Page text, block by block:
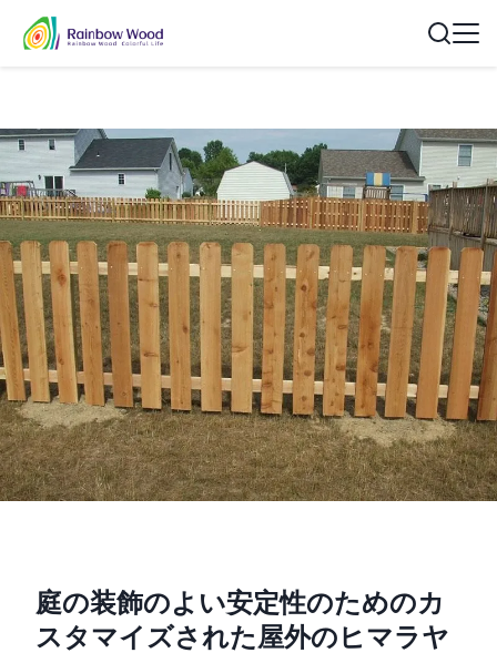
庭の装飾のよい安定性のためのカ
スタマイズされた屋外のヒマラヤ